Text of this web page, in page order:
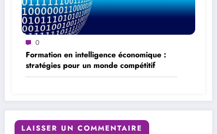
0
Formation en intelligence économique :
stratégies pour un monde compétitif
LAISSER UN COMMENTAIRE